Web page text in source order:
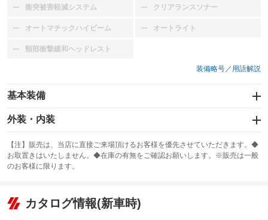
衝突被害軽減システム
：装備なし クリアランスソナー
：装備なし
オートマチックハイビーム
：装備なし オートライト
：装備なし
頸部衝撃緩和ヘッドレスト
：装備なし
装備略号／用語解説
基本装備
エアバッグ：運転席/助手席/サイド
：装備あり
：装備なし
サンルーフ
：装備なし ABS
リフトアップ
：装備なし
外装・内装
カーナビ：メモリーナビ他
：装備あり
TV
：装備なし
ビジュアル
：装備なし
【注】販売は、当店に直接ご来場頂けるお客様を優先させていただきます。◆
お取置きはいたしません。◆在庫の有無をご確認お願いします。※販売は一般
のお客様に限ります。
カタログ情報(新車時)